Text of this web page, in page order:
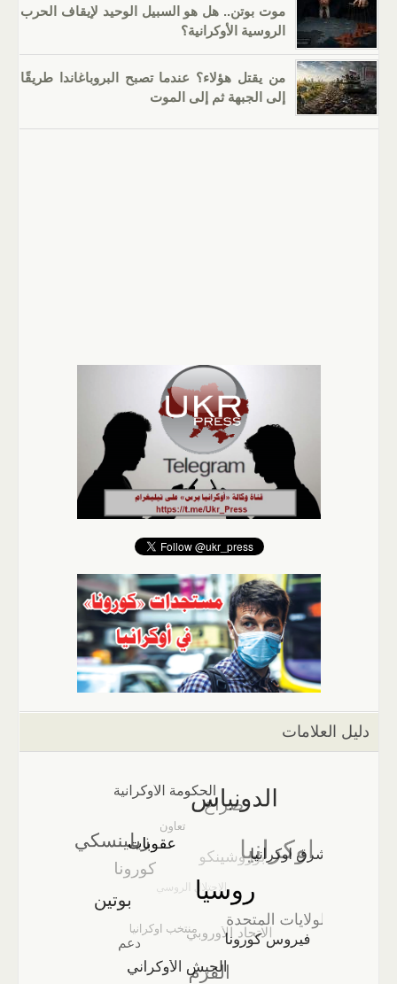
موت بوتن.. هل هو السبيل الوحيد لإيقاف الحرب
الروسية الأوكرانية؟
من يقتل هؤلاء؟ عندما تصبح البروباغاندا طريقًا
إلى الجبهة ثم إلى الموت
دليل العلامات